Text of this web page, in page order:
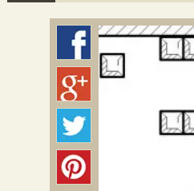
Colmeia Exchange
Perguntas Frequentes